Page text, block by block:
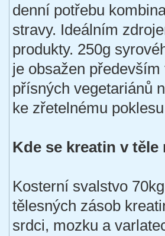
denní potřebu
stravy. Ideálním
produkty. 250g
je obsažen
přísných vegetariánů
ke zřetelnému
Kde se kreatin v těle
Kosterní svalstvo
tělesných zásob
srdci, mozku a